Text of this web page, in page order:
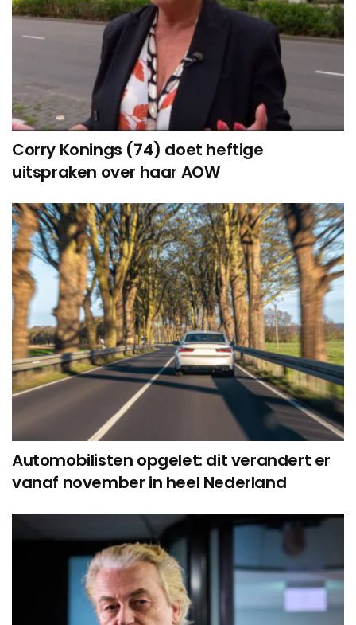
Corry Konings (74) doet heftige
uitspraken over haar AOW
Automobilisten opgelet: dit verandert er
vanaf november in heel Nederland